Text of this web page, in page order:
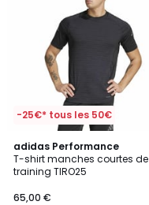
-25€* tous les 50€
adidas Performance
T-shirt manches courtes de
training TIRO25
65,00 €
4,7
/ 5